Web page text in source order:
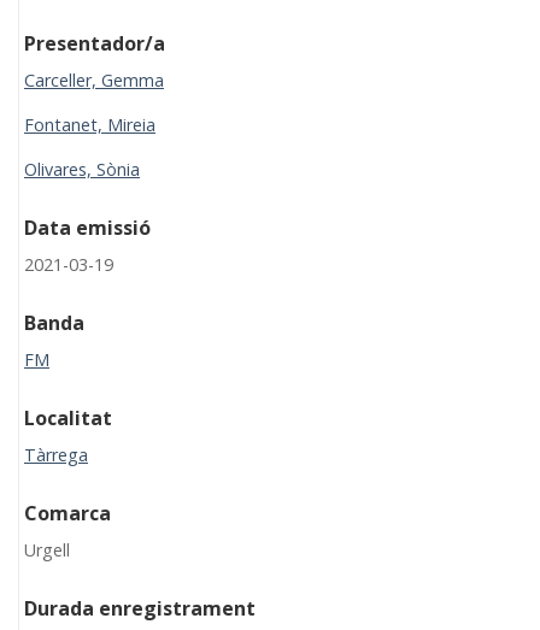
Presentador/a
Carceller, Gemma
Fontanet, Mireia
Olivares, Sònia
Data emissió
2021-03-19
Banda
FM
Localitat
Tàrrega
Comarca
Urgell
Durada enregistrament